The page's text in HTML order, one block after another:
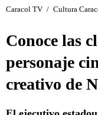
Caracol TV / Cultura
Conoce las
personaje
creativo de